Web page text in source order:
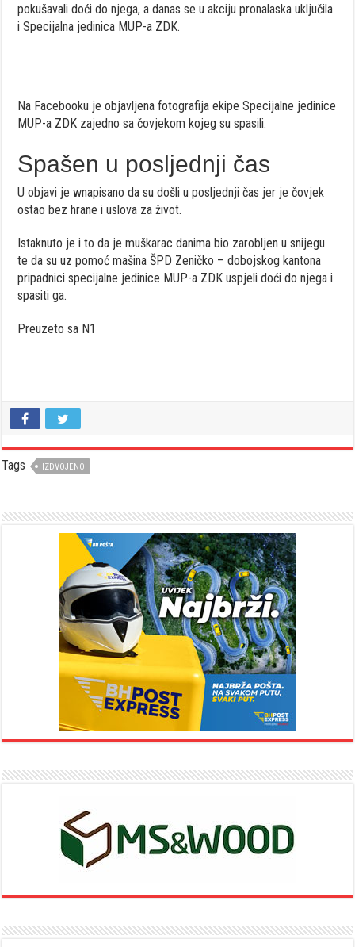
pokušavali doći do njega, a danas se u akciju pronalaska uključila
i Specijalna jedinica MUP-a ZDK.
Na Facebooku je objavljena fotografija ekipe Specijalne jedinice
MUP-a ZDK zajedno sa čovjekom kojeg su spasili.
Spašen u posljednji čas
U objavi je wnapisano da su došli u posljednji čas jer je čovjek
ostao bez hrane i uslova za život.
Istaknuto je i to da je muškarac danima bio zarobljen u snijegu
te da su uz pomoć mašina ŠPD Zeničko – dobojskog kantona
pripadnici specijalne jedinice MUP-a ZDK uspjeli doći do njega i
spasiti ga.
Preuzeto sa N1
Tags IZDVOJENO